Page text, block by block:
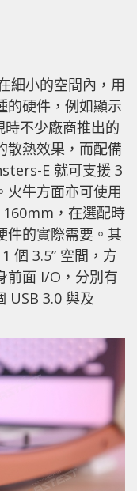
細小的空間內，用
的硬件，例如顯示
不少廠商推出的
散熱效果，而配備
E 就可支援 3
火牛方面亦可使用
，在選配時
件的實際需要。其
個 3.5” 空間，方
前面 I/O，分別有
USB 3.0 與及